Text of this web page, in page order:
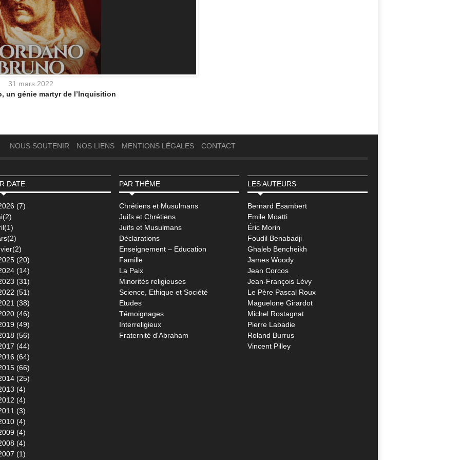
31 mars 2022
un génie martyr de l’Inquisition
NOUS SOUTENIR NOS LIENS MENTIONS LÉGALES CONTACT
DATE
(7)
(20)
(14)
(31)
(51)
(38)
(46)
(49)
(56)
(44)
(64)
(66)
(25)
(4)
(4)
(3)
(4)
(4)
(4)
(1)
PAR THÈME
Chrétiens et Musulmans
Juifs et Chrétiens
Juifs et Musulmans
Déclarations
Enseignement – Education
Famille
La Paix
Minorités religieuses
Science, Ethique et Société
Etudes
Témoignages
Interreligieux
Fraternité d'Abraham
LES AUTEURS
Bernard Esambert
Emile Moatti
Éric Morin
Foudil Benabadji
Ghaleb Bencheikh
James Woody
Jean Corcos
Jean-François Lévy
Le Père Pascal Roux
Maguelone Girardot
Michel Rostagnat
Pierre Labadie
Roland Burrus
Vincent Pilley